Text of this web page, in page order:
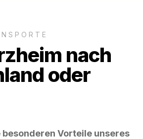
nach
oder
besonderen Vorteile unseres